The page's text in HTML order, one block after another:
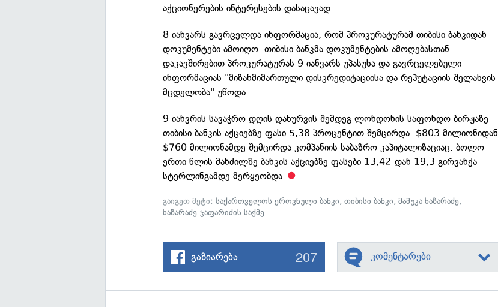
აქციონერების ინტერესების დასაცავად.
8 იანვარს გავრცელდა ინფორმაცია, რომ პროკურატურამ თიბისი ბანკიდან
დოკუმენტები ამოიღო. თიბისი ბანკმა დოკუმენტების ამოღებასთან
დაკავშირებით პროკურატურას 9 იანვარს უპასუხა და გავრცელებული
ინფორმაციას "მიზანმიმართული დისკრედიტაციისა და რეპუტაციის შელახვის
მცდელობა" უწოდა.
9 იანვრის სავაჭრო დღის დახურვის შემდეგ ლონდონის საფონდო ბირჟაზე
თიბისი ბანკის აქციებზე ფასი 5,38 პროცენტით შემცირდა. $803 მილიონიდან
$760 მილიონამდე შემცირდა კომპანიის საბაზრო კაპიტალიზაციაც. ბოლო
ერთი წლის მანძილზე ბანკის აქციებზე ფასები ‎13,42-დან ‎19,3 გირვანქა
სტერლინგამდე მერყეობდა.
გაიგეთ მეტი:საქართველოს ეროვნული ბანკი,თიბისი ბანკი,მამუკა ხაზარაძე,
ხაზარაძე-ჯაფარიძის საქმე
გაზიარება 207 კომენტარები